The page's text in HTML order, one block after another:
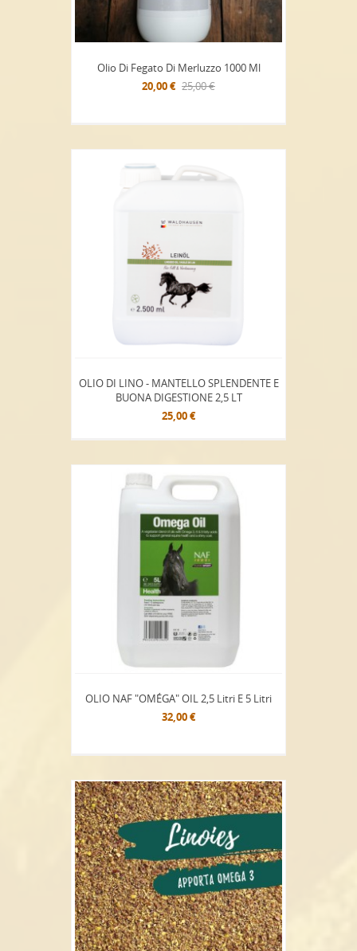
Olio Di Fegato Di Merluzzo 1000 Ml
20,00 € 25,00 €
OLIO DI LINO - MANTELLO SPLENDENTE E
BUONA DIGESTIONE 2,5 LT
25,00 €
OLIO NAF "OMÉGA" OIL 2,5 Litri E 5 Litri
32,00 €